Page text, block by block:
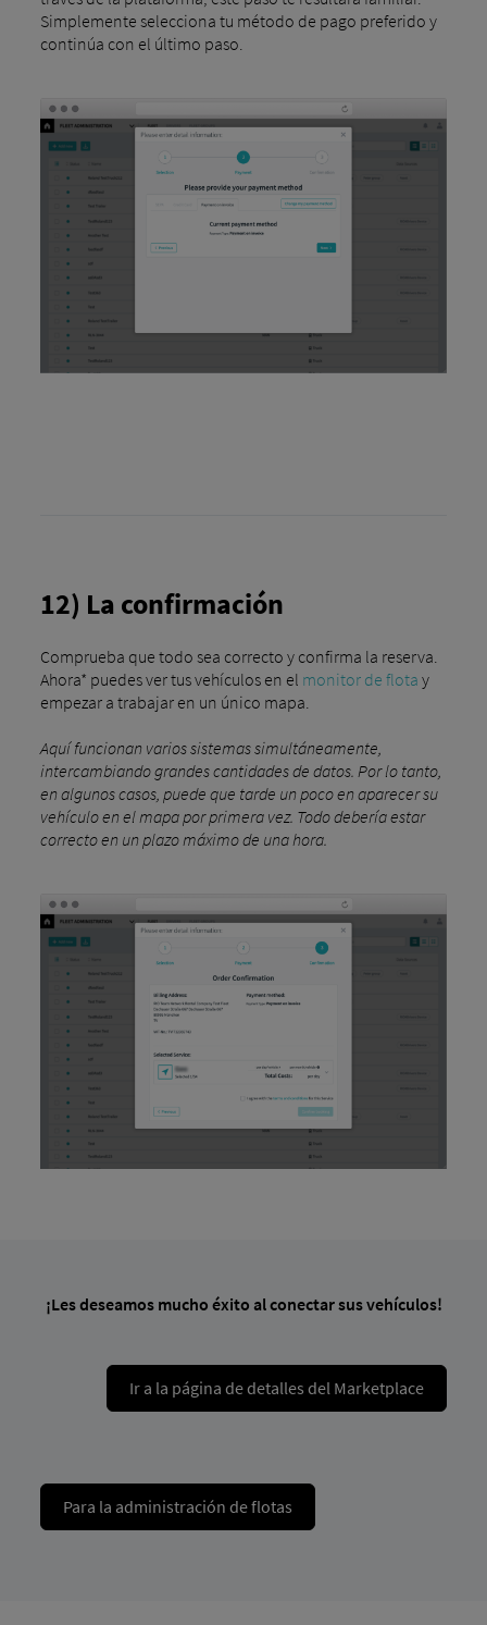
Simplemente selecciona tu método de pago preferido y
continúa con el último paso.
12) La confirmación
Comprueba que todo sea correcto y confirma la reserva.
Ahora* puedes ver tus vehículos en el monitor de flota y
empezar a trabajar en un único mapa.
Aquí funcionan varios sistemas simultáneamente,
intercambiando grandes cantidades de datos. Por lo tanto,
en algunos casos, puede que tarde un poco en aparecer su
vehículo en el mapa por primera vez. Todo debería estar
correcto en un plazo máximo de una hora.
¡Les deseamos mucho éxito al conectar sus vehículos!
Ir a la página de detalles del Marketplace
Para la administración de flotas